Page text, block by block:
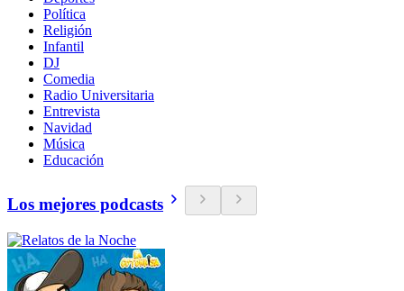
Política
Religión
Infantil
DJ
Comedia
Radio Universitaria
Entrevista
Navidad
Música
Educación
Los mejores podcasts